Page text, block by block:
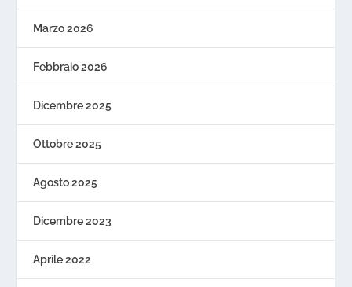
Marzo 2026
Febbraio 2026
Dicembre 2025
Ottobre 2025
Agosto 2025
Dicembre 2023
Aprile 2022